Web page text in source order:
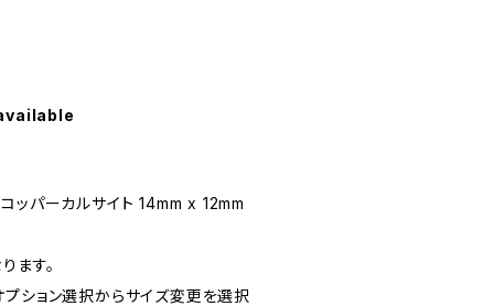
パーカルサイト 14mm x 12mm
ます。
ション選択からサイズ変更を選択